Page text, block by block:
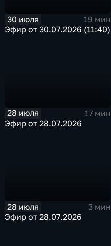
30 июля
19 мин
Эфир от 30.07.2026 (11:40)
28 июля
17 мин
Эфир от 28.07.2026
28 июля
3 мин
Эфир от 28.07.2026